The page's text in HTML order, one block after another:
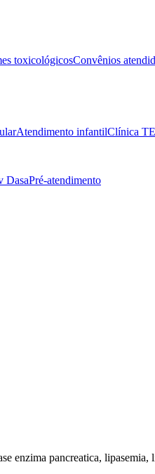
toxicológicosConvênios
Atendimento infantilClínica
DasaPré-atendimento
enzima pancreatica, lipasemia,